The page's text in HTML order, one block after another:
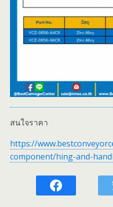
สนใจราคา
https://
component/hing-and-